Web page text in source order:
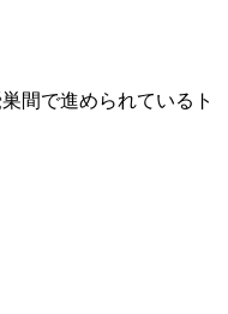
間で進められているト